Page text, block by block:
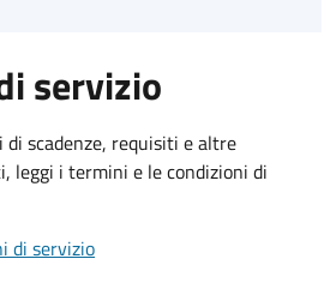
servizio
di scadenze, requisiti e altre
leggi i termini e le condizioni di
di servizio